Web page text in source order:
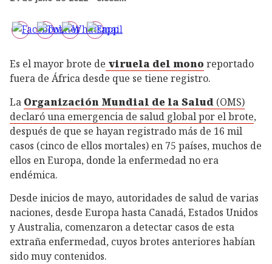
Es el mayor brote de viruela del mono reportado
fuera de África desde que se tiene registro.
La Organización Mundial de la Salud (OMS)
declaró una emergencia de salud global por el brote,
después de que se hayan registrado más de 16 mil
casos (cinco de ellos mortales) en 75 países, muchos de
ellos en Europa, donde la enfermedad no era
endémica.
Desde inicios de mayo, autoridades de salud de varias
naciones, desde Europa hasta Canadá, Estados Unidos
y Australia, comenzaron a detectar casos de esta
extraña enfermedad, cuyos brotes anteriores habían
sido muy contenidos.